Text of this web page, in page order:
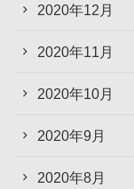
2020年12月
2020年11月
2020年10月
2020年9月
2020年8月